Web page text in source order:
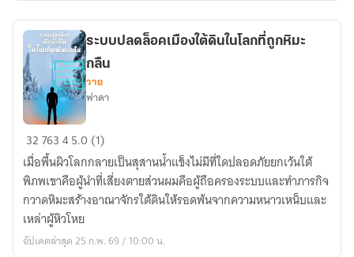
เทียน
โฮ่ว
คืน
บัลลังก์
ระบบ
ปลด
ล็อค
เมือง
ใต้ดิน
ใน
โลก
ระบบปลดล็อคเมืองใต้ดินในโลกที่ถูกหิมะ
กลืน
วาย
ฟาดา
3276345.0 (1)
เมื่อพื้นผิวโลกกลายเป็นสุสานน้ำแข็งไม่มีที่ใดปลอดภัยยกเว้นใต้
พิภพเขาคือผู้นำที่เสี่ยงตายส่วนผมคือผู้ถือครองระบบและทำภารกิจ
กวาดหิมะสร้างอาณาจักรใต้ดินให้รอดพ้นจากความหนาวเหน็บและ
เหล่าผู้หิวโหย
อัปเดตล่าสุด 25 ก.พ. 69 / 10:00 น.